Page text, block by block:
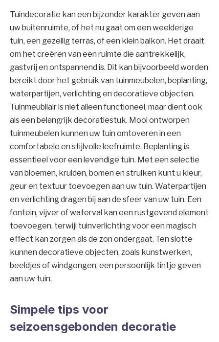
Tuindecoratie kan een bijzonder karakter geven aan
uw buitenruimte, of het nu gaat om een weelderige
tuin, een gezellig terras, of een klein balkon. Het draait
om het creëren van een ruimte die aantrekkelijk,
gastvrij en ontspannend is. Dit kan bijvoorbeeld worden
bereikt door het gebruik van tuinmeubelen, beplanting,
waterpartijen, verlichting en decoratieve objecten.
Tuinmeubilair is niet alleen functioneel, maar dient ook
als een belangrijk decoratiestuk. Mooi ontworpen
tuinmeubelen kunnen uw tuin omtoveren in een
comfortabele en stijlvolle leefruimte. Beplanting is
essentieel voor een levendige tuin. Met een selectie
van bloemen, kruiden, bomen en struiken kunt u kleur,
geur en textuur toevoegen aan uw tuin. Waterpartijen
en verlichting dragen bij aan de sfeer van uw tuin. Een
fontein, vijver of waterval kan een rustgevend element
toevoegen, terwijl tuinverlichting voor een magisch
effect kan zorgen als de zon ondergaat. Ten slotte
kunnen decoratieve objecten, zoals kunstwerken,
beeldjes of windgongen, een persoonlijk tintje geven
aan uw tuin.
Simpele tips voor
seizoensgebonden decoratie